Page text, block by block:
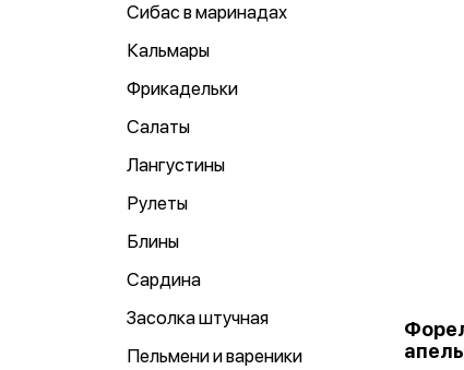
Сибас в маринадах
Кальмары
Фрикадельки
Салаты
Лангустины
Рулеты
Блины
Сардина
Засолка штучная
Пельмени и вареники